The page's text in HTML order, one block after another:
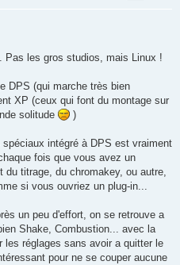
Pas les gros studios, mais Linux !
DPS (qui marche très bien
XP (ceux qui font du montage sur
solitude
)
intégré à DPS est vraiment
fois que vous avez un
titrage, du chromakey, ou autre,
si vous ouvriez un plug-in...
un peu d'effort, on se retrouve a
Shake, Combustion... avec la
les réglages sans avoir a quitter le
pour ne se couper aucune